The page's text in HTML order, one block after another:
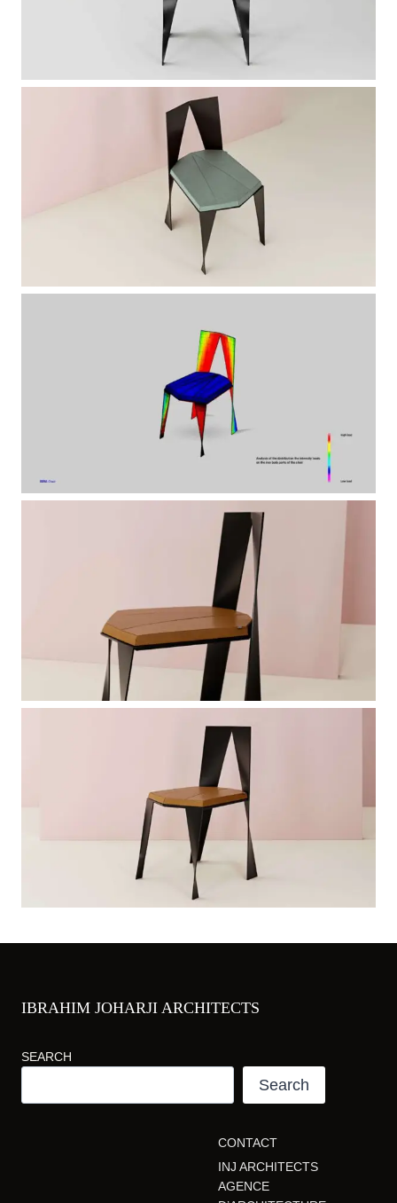
IBRAHIM JOHARJI ARCHITECTS
SEARCH
Search
CONTACT
INJ ARCHITECTS
AGENCE